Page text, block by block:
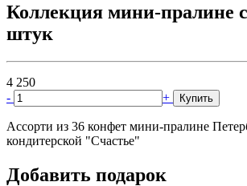
Коллекция мини-пралине
штук
4 250
-
+ Купить
Ассорти из 36 конфет мини-пралине
кондитерской "Счастье"
Добавить подарок